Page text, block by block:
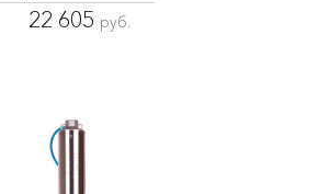
22 605 руб.